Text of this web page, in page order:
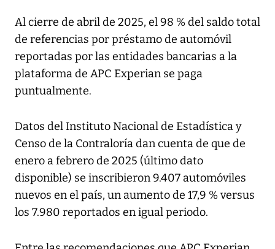
Al cierre de abril de 2025, el 98 % del saldo total
de referencias por préstamo de automóvil
reportadas por las entidades bancarias a la
plataforma de APC Experian se paga
puntualmente.
Datos del Instituto Nacional de Estadística y
Censo de la Contraloría dan cuenta de que de
enero a febrero de 2025 (último dato
disponible) se inscribieron 9.407 automóviles
nuevos en el país, un aumento de 17,9 % versus
los 7.980 reportados en igual periodo.